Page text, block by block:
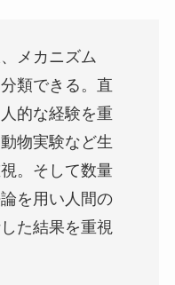
メカニズム
類できる。直
的な経験を重
物実験など生
。そして数量
を用い人間の
た結果を重視